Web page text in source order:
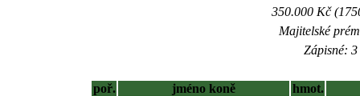
350.000 Kč
Majitelské
Zápisné:
poř. jméno koně
hmot.